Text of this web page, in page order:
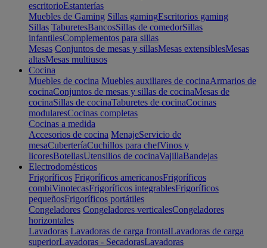
escritorioEstanterías
Muebles de Gaming Sillas gamingEscritorios gaming
Sillas TaburetesBancosSillas de comedorSillas
infantilesComplementos para sillas
Mesas Conjuntos de mesas y sillasMesas extensiblesMesas
altasMesas multiusos
Cocina
Muebles de cocina Muebles auxiliares de cocinaArmarios de
cocinaConjuntos de mesas y sillas de cocinaMesas de
cocinaSillas de cocinaTaburetes de cocinaCocinas
modularesCocinas completas
Cocinas a medida
Accesorios de cocina MenajeServicio de
mesaCuberteríaCuchillos para chefVinos y
licoresBotellasUtensilios de cocinaVajillaBandejas
Electrodomésticos
Frigoríficos Frigoríficos americanosFrigoríficos
combiVinotecasFrigoríficos integrablesFrigoríficos
pequeñosFrigoríficos portátiles
Congeladores Congeladores verticalesCongeladores
horizontales
Lavadoras Lavadoras de carga frontalLavadoras de carga
superiorLavadoras - SecadorasLavadoras